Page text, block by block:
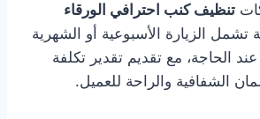
تنظيف كنب احترافي الورقاء
الزيارة الأسبوعية أو الشهرية
عند الحاجة، مع تقديم تقدير تكلفة
الشفافية والراحة للعميل.